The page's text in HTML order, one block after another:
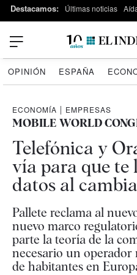
Destacamos: Últimas noticias
OPINIÓN ESPAÑA
ECONOMÍA | EMPRESAS
MOBILE WORLD
Telefónica y
vía para que te
datos al
Pallete reclama al
nuevo marco
parte la teoría de la
necesario un
de habitantes en